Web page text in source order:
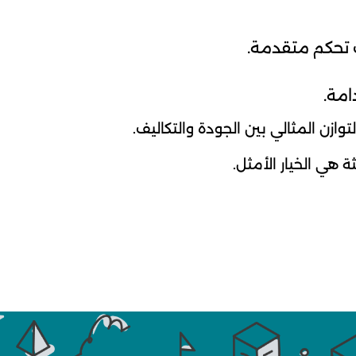
تحكم متقدمة.
المثالي بين الجودة والتكاليف.
هي الخيار الأمثل.